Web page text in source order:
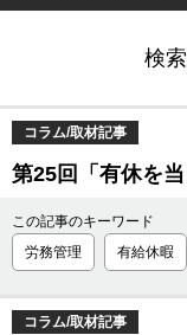
検
コラム/取材記事
第25回「有休を
この記事のキーワード
労務管理
有給休暇
コラム/取材記事